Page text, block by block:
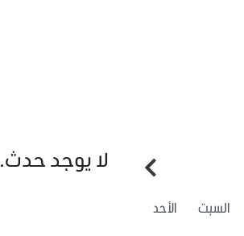
السبت الأحد
لا يوجد حدث.